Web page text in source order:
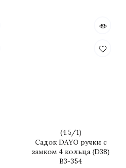
(4.5/1)
Садок DAYO ручки с
замком 4 кольца (D38)
B3-354